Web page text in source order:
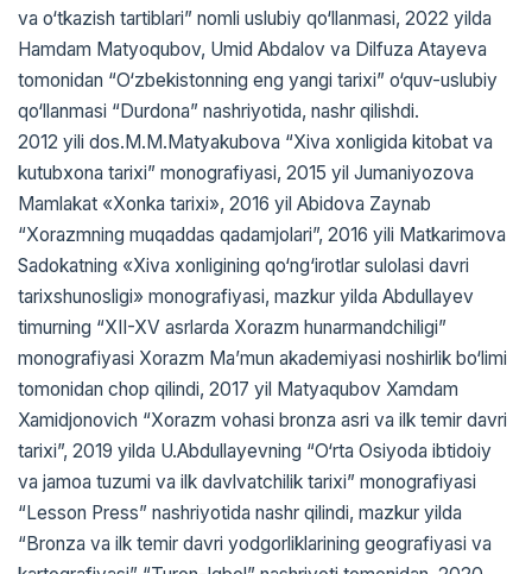
va o‘tkazish tartiblari” nomli uslubiy qo‘llanmasi, 2022 yilda
Hamdam Matyoqubov, Umid Abdalov va Dilfuza Atayeva
tomonidan “O‘zbekistonning eng yangi tarixi” o‘quv-uslubiy
qo‘llanmasi “Durdona” nashriyotida, nashr qilishdi.
2012 yili dos.M.M.Matyakubova “Xiva xonligida kitobat va
kutubxona tarixi” monografiyasi, 2015 yil Jumaniyozova
Mamlakat «Xonka tarixi», 2016 yil Abidova Zaynab
“Xorazmning muqaddas qadamjolari”, 2016 yili Matkarimova
Sadokatning «Xiva xonligining qo‘ng‘irotlar sulolasi davri
tarixshunosligi» monografiyasi, mazkur yilda Abdullayev
timurning “XII-XV asrlarda Xorazm hunarmandchiligi”
monografiyasi Xorazm Ma’mun akademiyasi noshirlik bo‘limi
tomonidan chop qilindi, 2017 yil Matyaqubov Xamdam
Xamidjonovich “Xorazm vohasi bronza asri va ilk temir davri
tarixi”, 2019 yilda U.Abdullayevning “O‘rta Osiyoda ibtidoiy
va jamoa tuzumi va ilk davlvatchilik tarixi” monografiyasi
“Lesson Press” nashriyotida nashr qilindi, mazkur yilda
“Bronza va ilk temir davri yodgorliklarining geografiyasi va